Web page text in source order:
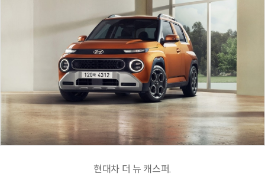
현대차 더 뉴 캐스퍼.